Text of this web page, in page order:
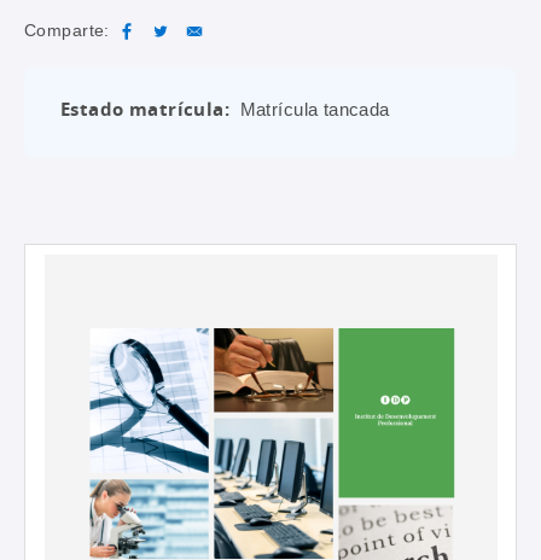
Comparte:
Estado matrícula Matrícula tancada